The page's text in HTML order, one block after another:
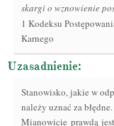
skargi o wznowienie
1 Kodeksu
Karnego
Uzasadnienie:
Stanowisko, jakie w
należy uznać za błędne.
Mianowicie prawdą